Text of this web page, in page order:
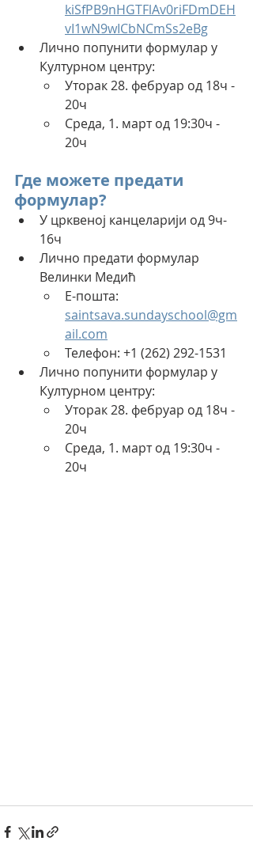
kiSfPB9nHGTFlAv0riFDmDEH
vI1wN9wICbNCmSs2eBg
Лично попунити формулар у
Културном центру:
Уторак 28. фебруар од 18ч -
20ч
Среда, 1. март од 19:30ч -
20ч
Где можете предати
формулар?
У црквеној канцеларији од 9ч-
16ч
Лично предати формулар
Велинки Медић
Е-пошта:
saintsava.sundayschool@gm
ail.com
Телефон: +1 (262) 292-1531
Лично попунити формулар у
Културном центру:
Уторак 28. фебруар од 18ч -
20ч
Среда, 1. март од 19:30ч -
20ч